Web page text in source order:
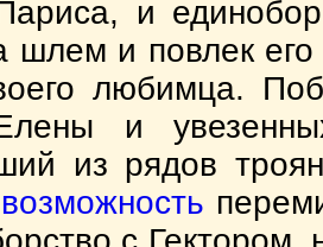
и
шлем и повлек
любимца.
и
из рядов
возможность